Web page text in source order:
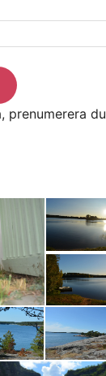
prenumerera du